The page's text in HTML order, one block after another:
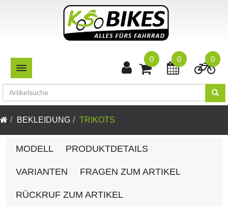
TOGGLE NAVIGATION
0
0
0
BEKLEIDUNG TRIKOTS
MODELL PRODUKTDETAILS
VARIANTEN FRAGEN ZUM ARTIKEL
RÜCKRUF ZUM ARTIKEL